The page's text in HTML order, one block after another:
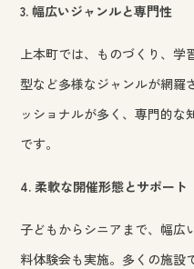
3. 幅広いジャンルと専門性
上本町では、ものづくり、学
型など多様なジャンルが網羅
ッショナルが多く、専門的な
です。
4. 柔軟な開催形態とサポート
子どもからシニアまで、幅広
料体験会も実施。多くの施設